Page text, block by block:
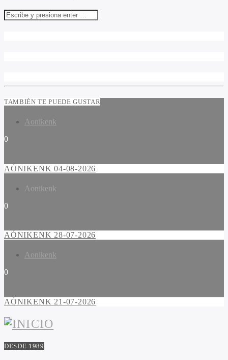
TAMBIÉN TE PUEDE GUSTAR
Aonikenk
0
AÓNIKENK 04-08-2026
Aonikenk
0
AÓNIKENK 28-07-2026
Aonikenk
0
AÓNIKENK 21-07-2026
DESDE 1989